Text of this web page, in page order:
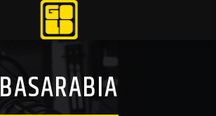
BASARABIA